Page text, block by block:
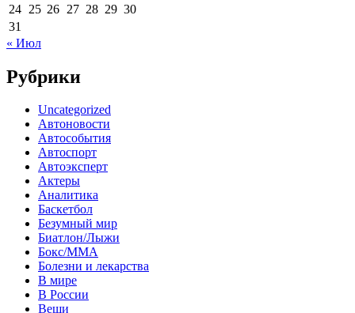
24 25 26 27 28 29 30
31
« Июл
Рубрики
Uncategorized
Автоновости
Автособытия
Автоспорт
Автоэксперт
Актеры
Аналитика
Баскетбол
Безумный мир
Биатлон/Лыжи
Бокс/MMA
Болезни и лекарства
В мире
В России
Вещи